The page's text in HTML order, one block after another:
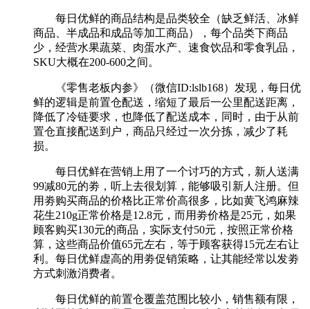
每日优鲜的商品结构是品类较全（缺乏鲜活、冰鲜
商品、半成品和成品等加工商品），每个品类下商品
少，经营水果蔬菜、肉蛋水产、速食饮品和零食乳品，
SKU大概在200-600之间。
《零售老板内参》（微信ID:lslb168）发现，每日优
鲜的逻辑是前置仓配送，缩短了最后一公里配送距离，
降低了冷链要求，也降低了配送成本，同时，由于从前
置仓直接配送到户，商品只经过一次分拣，减少了耗
损。
每日优鲜在营销上用了一个讨巧的方式，新人送满
99减80元的劵，听上去很划算，能够吸引新人注册。但
用劵购买商品的价格比正常价高很多，比如黄飞鸿麻辣
花生210g正常价格是12.8元，而用劵价格是25元，如果
顾客购买130元的商品，实际支付50元，按照正常价格
算，这些商品价值65元左右，等于顾客获得15元左右让
利。每日优鲜虚高的用劵促销策略，让其能经常以发劵
方式刺激消费者。
每日优鲜的前置仓覆盖范围比较小，销售额有限，